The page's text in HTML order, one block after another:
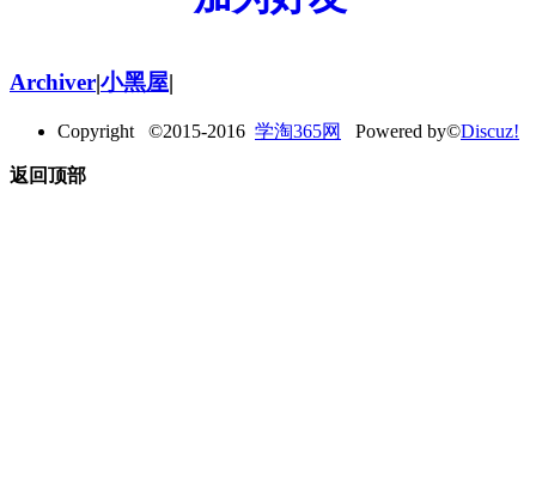
Archiver|小黑屋|
Copyright ©2015-2016 学淘365网 Powered by©Discuz!
返回顶部